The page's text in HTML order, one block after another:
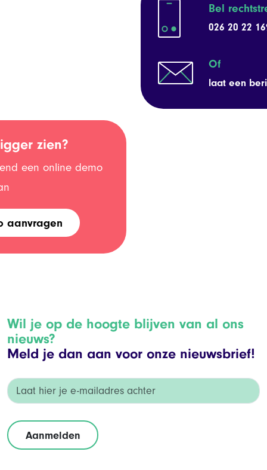
Bel
026 20 22
Of
laat een
zien?
een online demo
aanvragen
Wil je op de hoogte blijven van al ons
nieuws?
Meld je dan aan voor onze nieuwsbrief!